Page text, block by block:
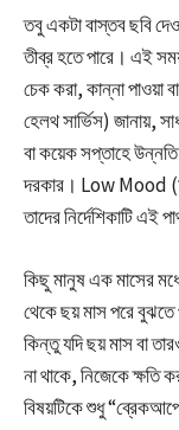
তবু একটা বাস্তব ছবি
তীব্র হতে পারে। এই
চেক করা, কান্না পাওয়া
হেলথ সার্ভিস) জানায়,
বা কয়েক সপ্তাহে
দরকার। Low Mood
তাদের নির্দেশিকাটি এই
কিছু মানুষ এক মাসের
থেকে ছয় মাস পরে
কিন্তু যদি ছয় মাস বা
না থাকে, নিজেকে ক্ষতি
বিষয়টিকে শুধু